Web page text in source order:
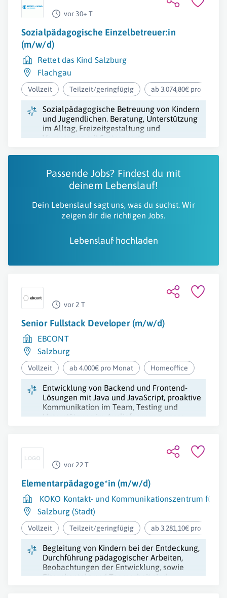
vor 30+ T
Sozialpädagogische Einzelbetreuer:in
(m/w/d)
Rettet das Kind Salzburg
Flachgau
Vollzeit Teilzeit/geringfügig ab 3.074,80€ pro Monat
Sozialpädagogische Betreuung von Kindern
und Jugendlichen. Beratung, Unterstützung
im Alltag, Freizeitgestaltung und
Vernetzung mit Systempartnern.
Passende Jobs? Findest du mit
deinem Lebenslauf!
Dein Lebenslauf sagt uns, was du suchst. Wir
zeigen dir die richtigen Jobs.
Lebenslauf hochladen
vor 2 T
Senior Fullstack Developer (m/w/d)
EBCONT
Salzburg
Vollzeit ab 4.000€ pro Monat Homeoffice
Entwicklung von Backend und Frontend-
Lösungen mit Java und JavaScript, proaktive
Kommunikation im Team, Testing und
Unterstützung im Auslieferungsprozess.
vor 22 T
Elementarpädagoge*in (m/w/d)
KOKO Kontakt- und Kommunikationszentrum für
Salzburg (Stadt)
Vollzeit Teilzeit/geringfügig ab 3.281,10€ pro Monat
Begleitung von Kindern bei der Entdeckung,
Durchführung pädagogischer Arbeiten,
Beobachtungen der Entwicklung, sowie
Elternkontakt und Teamarbeit sind